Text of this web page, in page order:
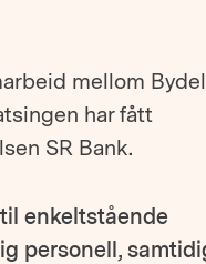
mellom
har fått
SR Bank.
enkeltstående
personell,